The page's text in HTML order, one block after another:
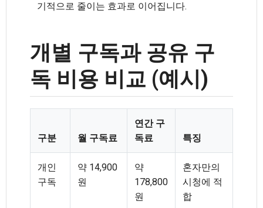
기적으로 줄이는 효과로 이어집니다.
개별 구독과 공유 구
독 비용 비교 (예시)
구분 월 구독료
연간 구
독료
특징
개인
구독
약 14,900
원
약
178,800
원
혼자만의
시청에 적
합